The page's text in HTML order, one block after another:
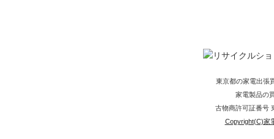
東京都の家電出張
家電製品の
古物商許可証番号
Copyright(C)家